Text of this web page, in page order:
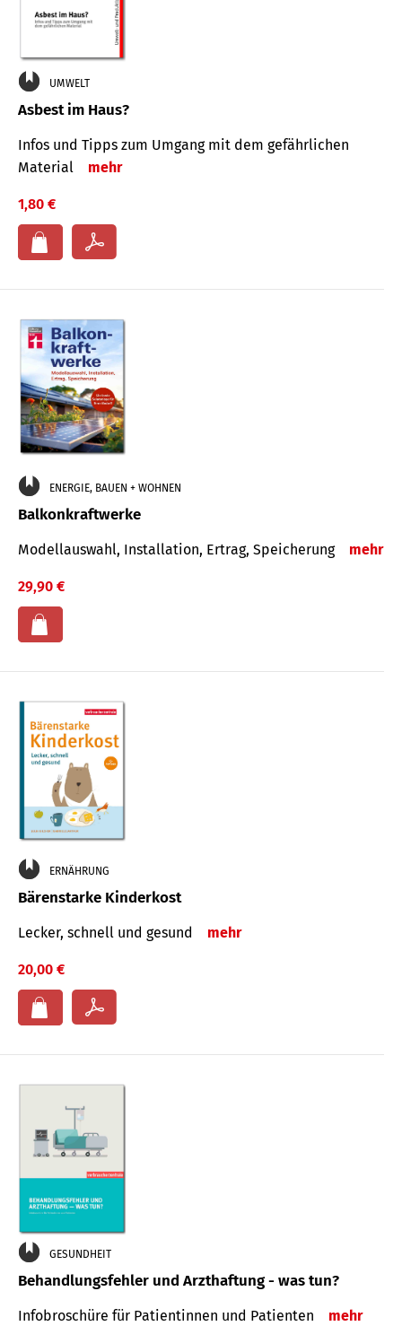
UMWELT
Asbest im Haus?
Infos und Tipps zum Um­gang mit dem ge­fähr­lichen
Mate­rial
mehr
1,80 €
ENERGIE, BAUEN + WOHNEN
Balkonkraftwerke
Modellauswahl, Installation, Ertrag, Speicherung mehr
29,90 €
ERNÄHRUNG
Bärenstarke Kinderkost
Lecker, schnell und gesund mehr
20,00 €
GESUNDHEIT
Behandlungsfehler und Arzthaftung - was tun?
Infobroschüre für Patientinnen und Patienten mehr